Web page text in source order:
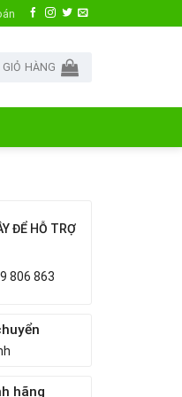
GIỎ HÀNG
ĐỂ HỖ TRỢ
806 863
hãng